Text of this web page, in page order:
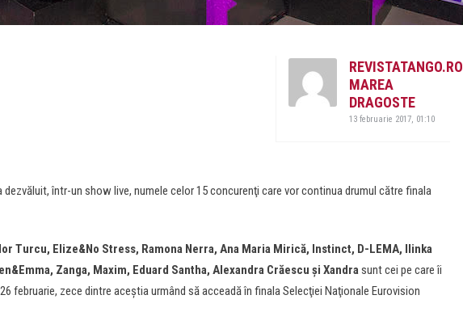
REVISTATANGO.RO
MAREA
DRAGOSTE
13 februarie 2017, 01:10
dezvăluit, într-un show live, numele celor 15 concurenţi care vor continua drumul către finala
Turcu, Elize&No Stress, Ramona Nerra, Ana Maria Mirică, Instinct, D-LEMA, Ilinka
Zanga, Maxim, Eduard Santha, Alexandra Crăescu şi Xandrasunt cei pe care îi
februarie, zece dintre aceştia urmând să acceadă în finala Selecţiei Naţionale Eurovision